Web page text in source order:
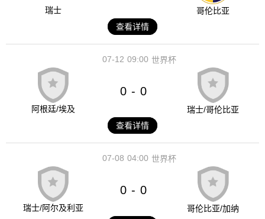
瑞士
哥伦比亚
查看详情
09:00
07-12 世界杯
阿根廷/埃及
0 - 0
瑞士/哥伦比亚
查看详情
04:00
07-08 世界杯
瑞士/阿尔及利亚
0 - 0
哥伦比亚/加纳